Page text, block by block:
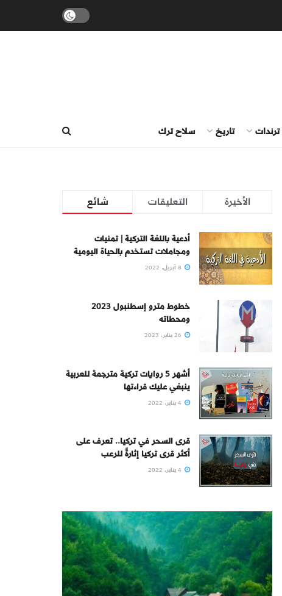
ترندات تاريخ سلاح ترك
شائع التعليقات الأخيرة
أدعية باللغة التركية | تمنيات
ومجاملات تستخدم بالحياة اليومية
خطوط مترو إسطنبول 2023
ومحطاته
أشهر 5 روايات تركية مترجمة للعربية
ينبغي عليك قراءتها
قرى السحر في تركيا.. تعرف على
أكثر قرى تركيا إثارةً للرعب